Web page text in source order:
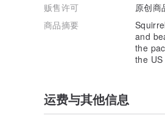
贩售许可
原创商
商品摘要
and
the
the
运费与其他信息